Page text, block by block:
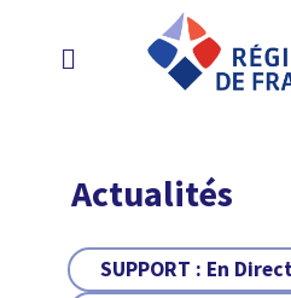
Actualités
SUPPORT : En